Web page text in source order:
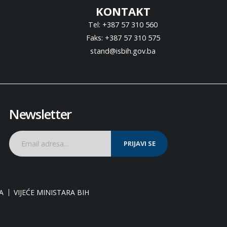
KONTAKT
Tel: +387 57 310 560
Faks: +387 57 310 575
stand@isbih.gov.ba
Newsletter
PRIJAVI SE
VIJEĆE MINISTARA BIH